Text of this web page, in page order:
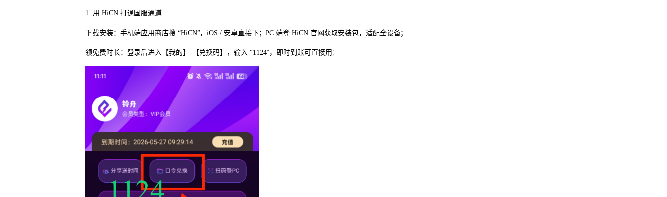
1. 用 HiCN 打通国服通道
下载安装：手机端应用商店搜 “HiCN”，iOS / 安卓直接下；PC 端登 HiCN 官网获取安装包，适配全设备；
领免费时长：登录后进入【我的】-【兑换码】，输入 “1124”，即时到账可直接用；